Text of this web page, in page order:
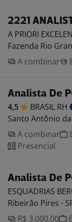
2221
A PRIORI
Fazenda Rio
A combinar
Analista De
4,5 BRASIL RH
Santo Antônio
A combinar
Presencial
Analista De
ESQUADRIAS
Ribeirão Pires -
R$ 3.000,00